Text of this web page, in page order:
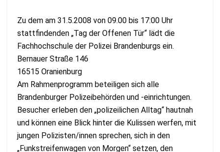
Zu dem am 31.5.2008 von 09.00 bis 17:00 Uhr
stattfindenden „Tag der Offenen Tür“ lädt die
Fachhochschule der Polizei Brandenburgs ein.
Bernauer Straße 146
16515 Oranienburg
Am Rahmenprogramm beteiligen sich alle
Brandenburger Polizeibehörden und -einrichtungen.
Besucher erleben den „polizeilichen Alltag“ hautnah
und können eine Blick hinter die Kulissen werfen, mit
jungen Polizisten/innen sprechen, sich in den
„Funkstreifenwagen von Morgen“ setzen, den